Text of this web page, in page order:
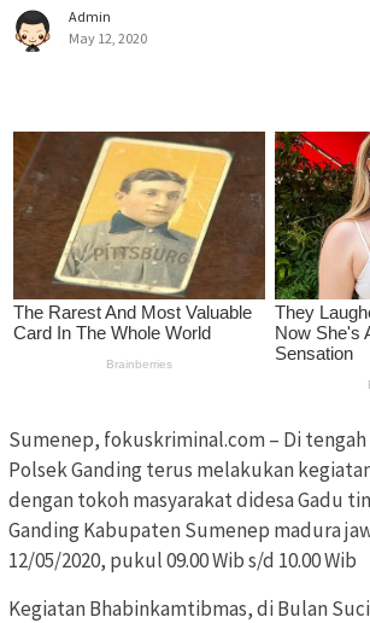
Admin
May 12, 2020
Sumenep, fokuskriminal.com – Di tengah
Polsek Ganding terus melakukan
dengan tokoh masyarakat didesa Gadu
Ganding Kabupaten Sumenep madura
12/05/2020, pukul 09.00 Wib s/d 10.00 Wib
Kegiatan Bhabinkamtibmas, di Bulan